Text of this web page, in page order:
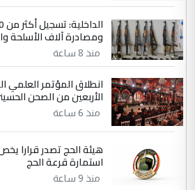
ومصادرة آلاف الأسلحة
منذ 8 ساعة
انطلاق المؤتمر العلمي
الأربعين من الصحن
منذ 6 ساعة
هيئة الحج تصدر قرارا
استمارة قرعة الحج
منذ 9 ساعة